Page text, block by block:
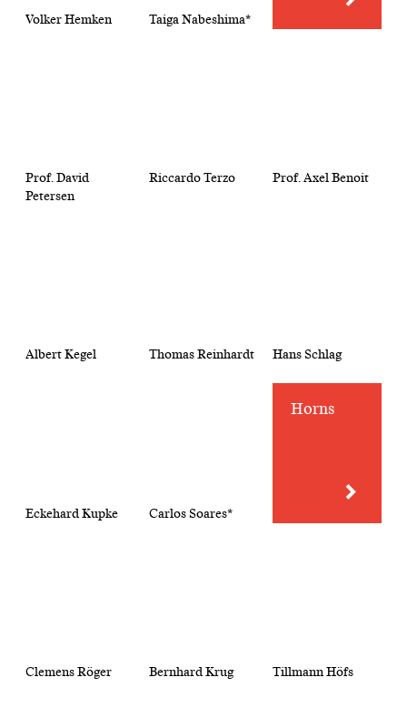
Volker Hemken Taiga Nabeshima*
Prof. David
Petersen
Riccardo Terzo Prof. Axel Benoit
Albert Kegel Thomas Reinhardt Hans Schlag
Eckehard Kupke Carlos Soares*
Horns
Clemens Röger Bernhard Krug Tillmann Höfs